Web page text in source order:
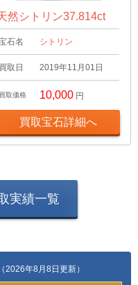
然シトリン37.814ct
石名 シトリン
買取日 2019年11月01日
買取価格 10,000 円
買取宝石詳細へ
実績一覧
（2026年8月8日更新）